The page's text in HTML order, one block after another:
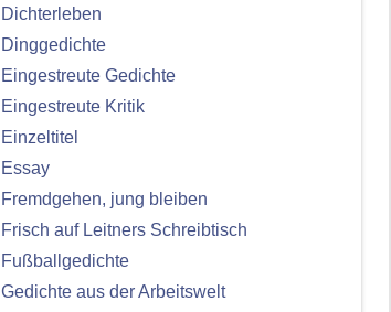
Dichterleben
Dinggedichte
Eingestreute Gedichte
Eingestreute Kritik
Einzeltitel
Essay
Fremdgehen, jung bleiben
Frisch auf Leitners Schreibtisch
Fußballgedichte
Gedichte aus der Arbeitswelt